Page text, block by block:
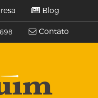
Blog
Contato